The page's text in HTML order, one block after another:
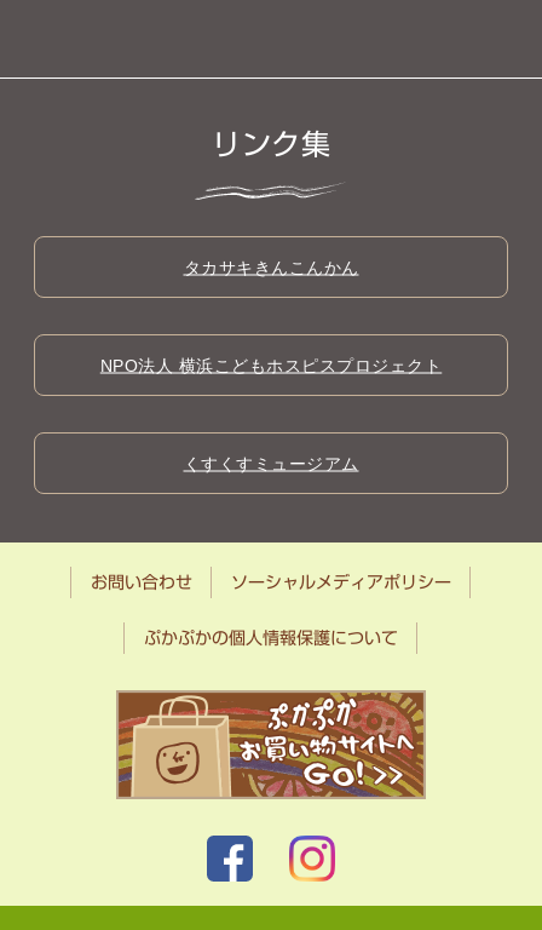
リンク集
タカサキきんこんかん
NPO法人 横浜こどもホスピスプロジェクト
くすくすミュージアム
お問い合わせ ソーシャルメディアポリシー
ぷかぷかの個人情報保護について